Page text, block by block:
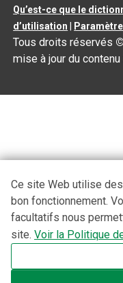
Qu’est-ce que le
d’utilisation
Tous droits réservés ©
mise à jour du
Ce site Web utilise
bon fonctionnement.
facultatifs nous
site. Voir la Politique